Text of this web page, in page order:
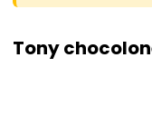
Tony